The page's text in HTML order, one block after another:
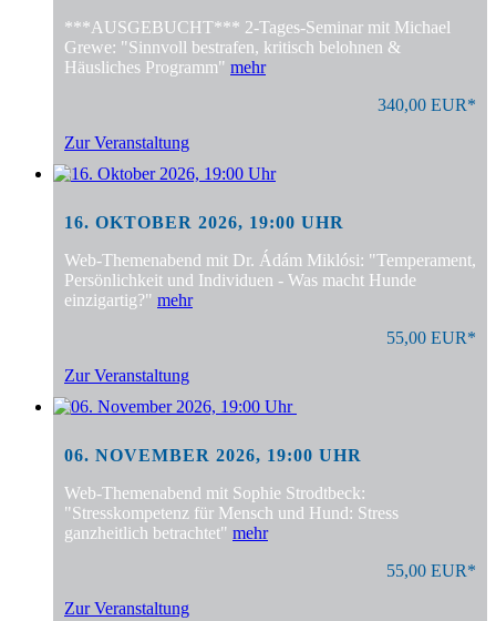
***AUSGEBUCHT*** 2-Tages-Seminar mit Michael
Grewe: "Sinnvoll bestrafen, kritisch belohnen &
Häusliches Programm" mehr
340,00 EUR*
Zur Veranstaltung
16. OKTOBER 2026, 19:00 UHR
Web-Themenabend mit Dr. Ádám Miklósi: "Temperament,
Persönlichkeit und Individuen - Was macht Hunde
einzigartig?" mehr
55,00 EUR*
Zur Veranstaltung
06. NOVEMBER 2026, 19:00 UHR
Web-Themenabend mit Sophie Strodtbeck:
"Stresskompetenz für Mensch und Hund: Stress
ganzheitlich betrachtet" mehr
55,00 EUR*
Zur Veranstaltung